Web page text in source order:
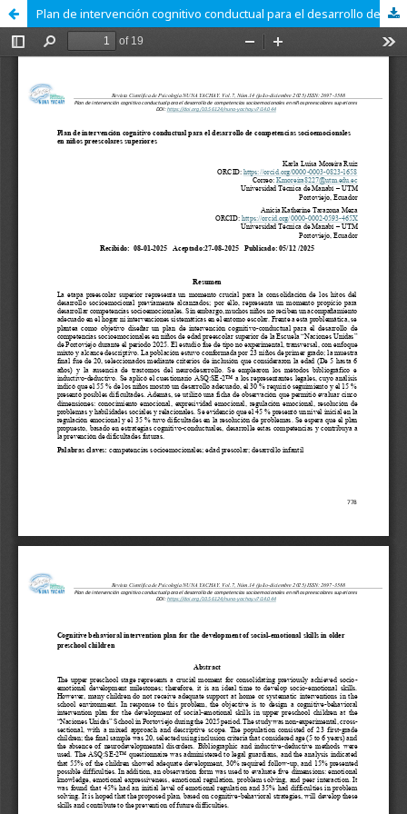
Plan de intervención cognitivo conductual para el desarrollo de competencias socioemocionales en niños preescolares superiores